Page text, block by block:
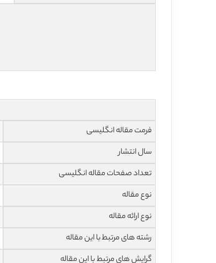
فرمت مقاله انگلیسی
سال انتشار
تعداد صفحات مقاله انگلیسی
نوع مقاله
نوع ارائه مقاله
رشته های مرتبط با این مقاله
گرایش های مرتبط با این مقاله